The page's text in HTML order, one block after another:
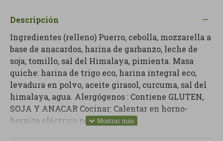
Descripción
Ingredientes (relleno) Puerro, cebolla, mozzarella a
base de anacardos, harina de garbanzo, leche de
soja, tomillo, sal del Himalaya, pimienta. Masa
quiche: harina de trigo eco, harina integral eco,
levadura en polvo, aceite girasol, curcuma, sal del
himalaya, agua. Alergógenos : Contiene GLUTEN,
SOJA Y ANACAR Cocinar: Calentar en horno-
hornito eléctrico por 10 minutos.